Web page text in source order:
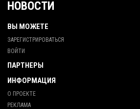
НОВОСТИ
ВЫ МОЖЕТЕ
ЗАРЕГИСТРИРОВАТЬСЯ
ВОЙТИ
ПАРТНЕРЫ
ИНФОРМАЦИЯ
О ПРОЕКТЕ
РЕКЛАМА